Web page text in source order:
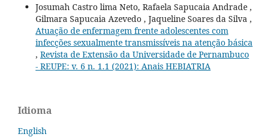
Josumah Castro lima Neto, Rafaela Sapucaia Andrade ,
Gilmara Sapucaia Azevedo , Jaqueline Soares da Silva ,
Atuação de enfermagem frente adolescentes com
infecções sexualmente transmissíveis na atenção básica
, Revista de Extensão da Universidade de Pernambuco
- REUPE: v. 6 n. 1.1 (2021): Anais HEBIATRIA
Idioma
English